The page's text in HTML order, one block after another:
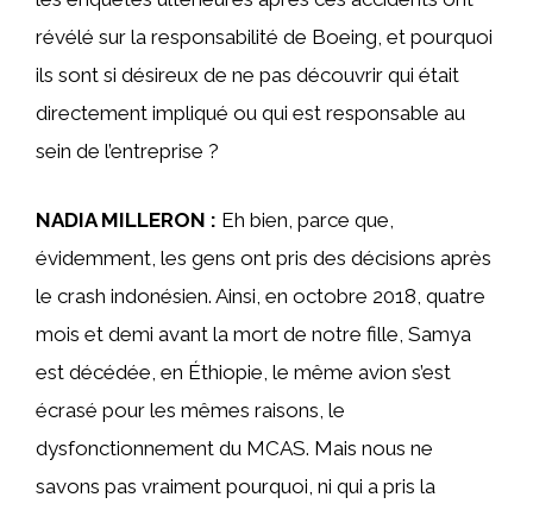
révélé sur la responsabilité de Boeing, et pourquoi
ils sont si désireux de ne pas découvrir qui était
directement impliqué ou qui est responsable au
sein de l’entreprise ?
NADIA MILLERON : Eh bien, parce que,
évidemment, les gens ont pris des décisions après
le crash indonésien. Ainsi, en octobre 2018, quatre
mois et demi avant la mort de notre fille, Samya
est décédée, en Éthiopie, le même avion s’est
écrasé pour les mêmes raisons, le
dysfonctionnement du MCAS. Mais nous ne
savons pas vraiment pourquoi, ni qui a pris la